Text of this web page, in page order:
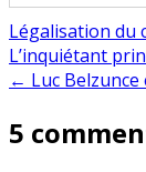
Légalisation du
de
l’article
L’inquiétant
← Luc Belzunce
5